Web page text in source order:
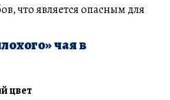
что является опасным для
чая в
цвет